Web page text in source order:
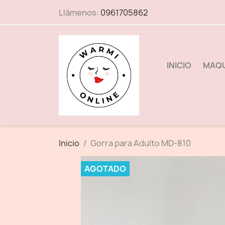
Llámenos: 0961705862
INICIO
Inicio Gorra para Adulto MD-810
AGOTADO